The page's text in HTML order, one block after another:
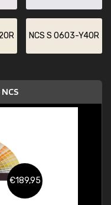
NCS S 0603-Y40R
€189,95